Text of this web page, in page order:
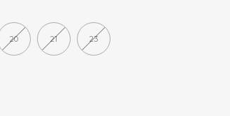
20 21 23